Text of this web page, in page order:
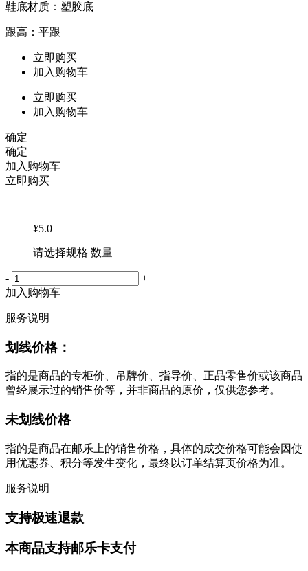
鞋底材质：塑胶底
跟高：平跟
立即购买
加入购物车
立即购买
加入购物车
确定
确定
加入购物车
立即购买
¥5.0
请选择规格 数量
-
+
加入购物车
服务说明
划线价格：
指的是商品的专柜价、吊牌价、指导价、正品零售价或该商品
曾经展示过的销售价等，并非商品的原价，仅供您参考。
未划线价格
指的是商品在邮乐上的销售价格，具体的成交价格可能会因使
用优惠券、积分等发生变化，最终以订单结算页价格为准。
服务说明
支持极速退款
本商品支持邮乐卡支付